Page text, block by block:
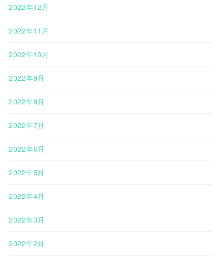
2022年12月
2022年11月
2022年10月
2022年9月
2022年8月
2022年7月
2022年6月
2022年5月
2022年4月
2022年3月
2022年2月